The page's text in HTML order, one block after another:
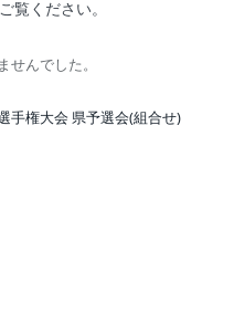
覧ください。
んでした。
手権大会 県予選会(組合せ)